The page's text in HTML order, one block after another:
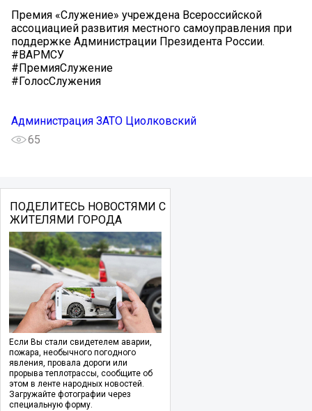
Премия «Служение» учреждена Всероссийской
ассоциацией развития местного самоуправления при
поддержке Администрации Президента России.
#ВАРМСУ
#ПремияСлужение
#ГолосСлужения
Администрация ЗАТО Циолковский
65
ПОДЕЛИТЕСЬ НОВОСТЯМИ С
ЖИТЕЛЯМИ ГОРОДА
Если Вы стали свидетелем аварии,
пожара, необычного погодного
явления, провала дороги или
прорыва теплотрассы, сообщите об
этом в ленте народных новостей.
Загружайте фотографии через
специальную форму.